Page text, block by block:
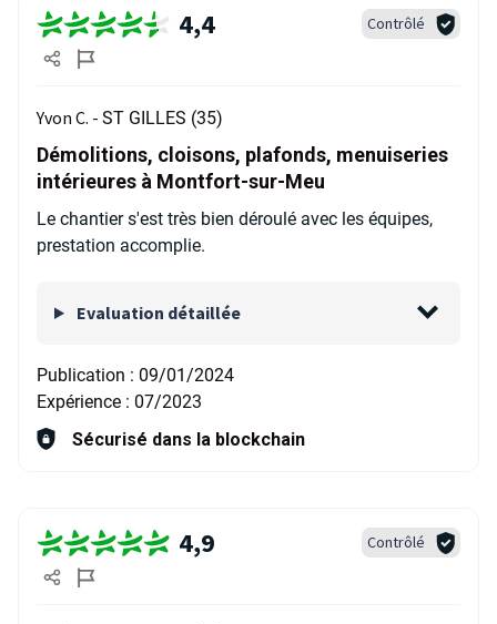
4,4 Contrôlé
Yvon C. - ST GILLES (35)
Démolitions, cloisons, plafonds, menuiseries
intérieures à Montfort-sur-Meu
Le chantier s'est très bien déroulé avec les équipes,
prestation accomplie.
Evaluation détaillée
Publication : 09/01/2024
Expérience : 07/2023
Sécurisé dans la blockchain
4,9 Contrôlé